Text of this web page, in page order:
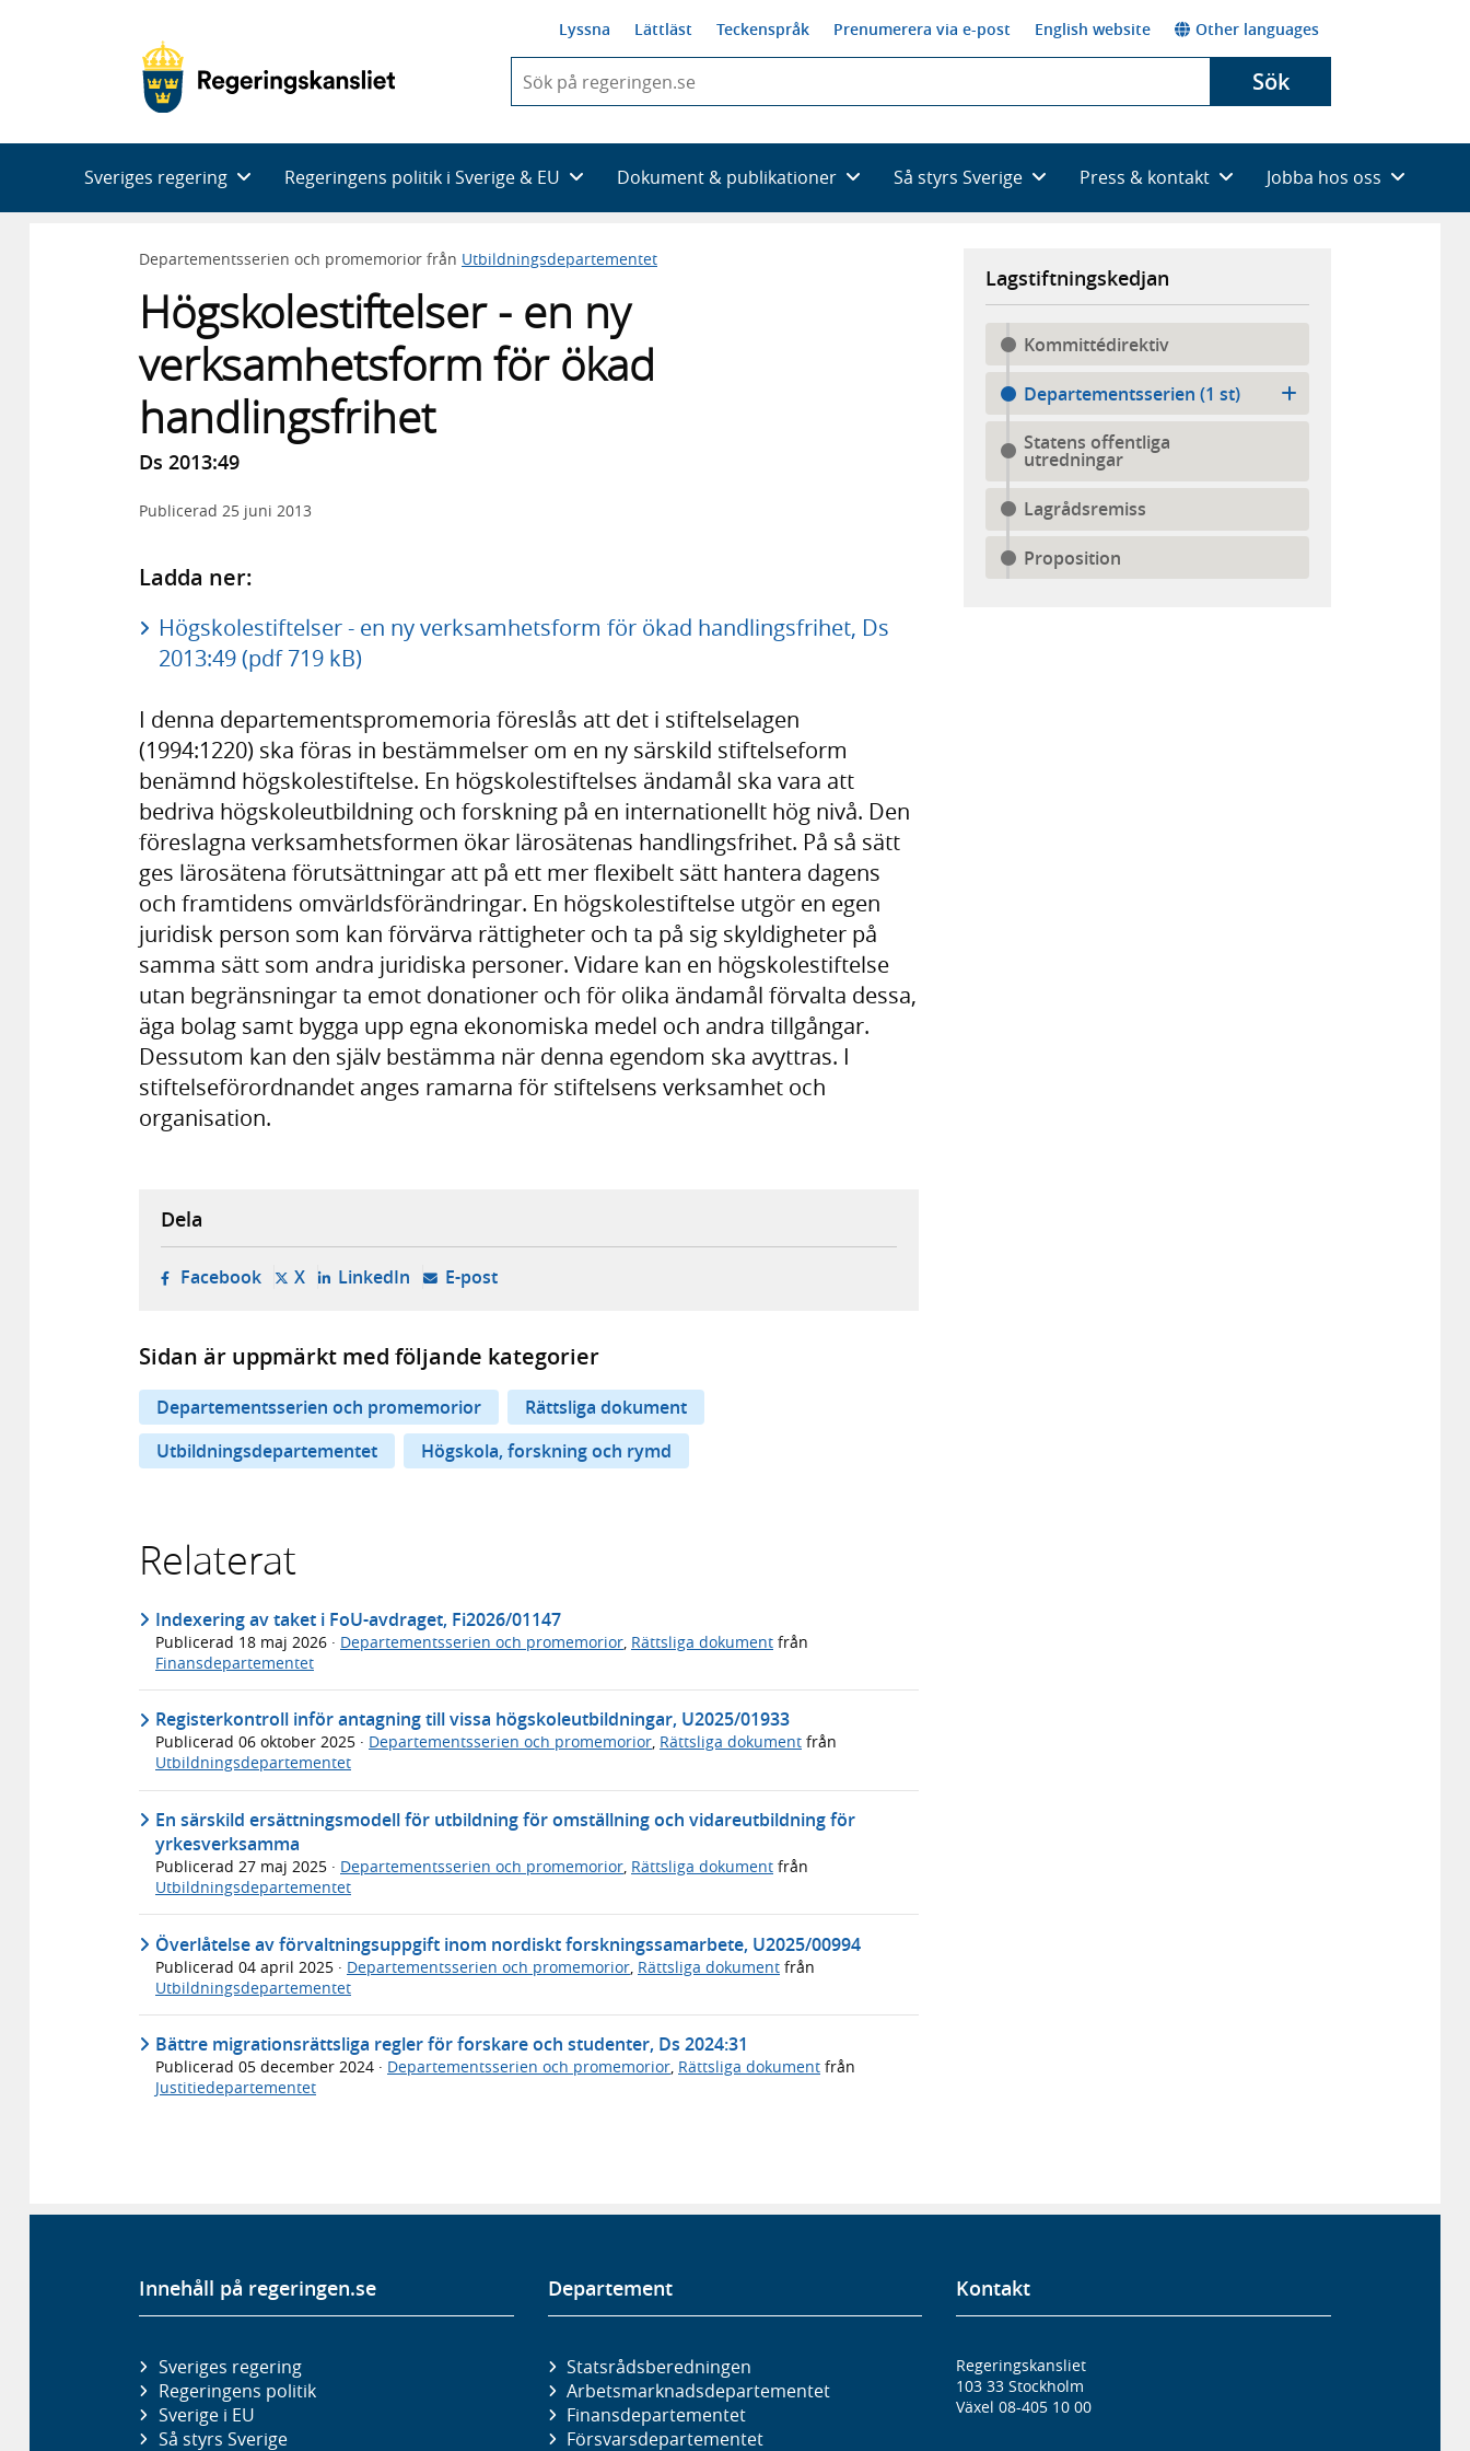
Lyssna Lättläst Teckenspråk Prenumerera via e-post English website Other languages
du
skriva
framträder
en
med
Sök
Sveriges regering Regeringens politik i Sverige & EU Dokument & publikationer Så styrs Sverige Press & kontakt Jobba hos oss
Departementsserien och promemorior från Utbildningsdepartementet
Högskolestiftelser - en ny
verksamhetsform för ökad
handlingsfrihet
Ds 2013:49
Publicerad 25 juni 2013
Ladda ner:
Högskolestiftelser - en ny verksamhetsform för ökad handlingsfrihet, Ds
2013:49 (pdf 719 kB)
I denna departementspromemoria föreslås att det i stiftelselagen
(1994:1220) ska föras in bestämmelser om en ny särskild stiftelseform
benämnd högskolestiftelse. En högskolestiftelses ändamål ska vara att
bedriva högskoleutbildning och forskning på en internationellt hög nivå. Den
föreslagna verksamhetsformen ökar lärosätenas handlingsfrihet. På så sätt
ges lärosätena förutsättningar att på ett mer flexibelt sätt hantera dagens
och framtidens omvärldsförändringar. En högskolestiftelse utgör en egen
juridisk person som kan förvärva rättigheter och ta på sig skyldigheter på
samma sätt som andra juridiska personer. Vidare kan en högskolestiftelse
utan begränsningar ta emot donationer och för olika ändamål förvalta dessa,
äga bolag samt bygga upp egna ekonomiska medel och andra tillgångar.
Dessutom kan den själv bestämma när denna egendom ska avyttras. I
stiftelseförordnandet anges ramarna för stiftelsens verksamhet och
organisation.
Lagstiftningskedjan
Kommittédirektiv
Departementsserien (1 st)
Statens offentliga
utredningar
Lagrådsremiss
Proposition
Dela
Facebook- öppnas i ny flik, extern webbplats,
X- öppnas i ny flik, extern webbplats,
LinkedIn- öppnas i ny flik, extern webbplats,
E-post- öppnar din e-postklient,
Sidan är uppmärkt med följande kategorier
Departementsserien och promemorior
Rättsliga dokument
Utbildningsdepartementet
Högskola, forskning och rymd
Relaterat
Indexering av taket i FoU-avdraget, Fi2026/01147
Publicerad 18 maj 2026 · Departementsserien och promemorior Rättsliga dokument från
Finansdepartementet
Registerkontroll inför antagning till vissa högskoleutbildningar, U2025/01933
Publicerad 06 oktober 2025 · Departementsserien och promemorior, Rättsliga dokument från
Utbildningsdepartementet
En särskild ersättningsmodell för utbildning för omställning och vidareutbildning för
yrkesverksamma
Publicerad 27 maj 2025 · Departementsserien och promemorior, Rättsliga dokument från
Utbildningsdepartementet
Överlåtelse av förvaltningsuppgift inom nordiskt forskningssamarbete, U2025/00994
Publicerad 04 april 2025 · Departementsserien och promemorior Rättsliga dokument från
Utbildningsdepartementet
Bättre migrationsrättsliga regler för forskare och studenter, Ds 2024:31
Publicerad 05 december 2024 · Departementsserien och promemorior, Rättsliga dokument från
Justitiedepartementet
Innehåll på regeringen.se
Sveriges regering
Regeringens politik
Sverige i EU
Så styrs Sverige
Departement
Statsrådsberedningen
Arbetsmarknads­departementet
Finans­departementet
Försvars­departementet
Kontakt
Regeringskansliet
103 33 Stockholm
Växel 08-405 10 00